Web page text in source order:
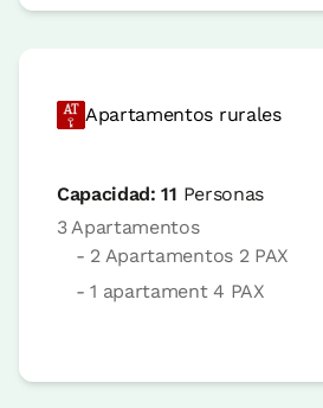
Apartamentos rurales
Capacidad:11 Personas
3 Apartamentos
- 2 Apartamentos 2 PAX
- 1 apartament 4 PAX